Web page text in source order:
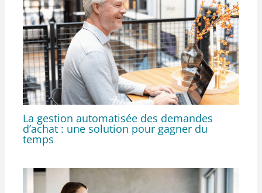
La gestion automatisée des demandes
d’achat : une solution pour gagner du
temps